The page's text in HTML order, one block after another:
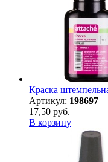
Краска
Артикул: 198697
17,50 руб.
В корзину